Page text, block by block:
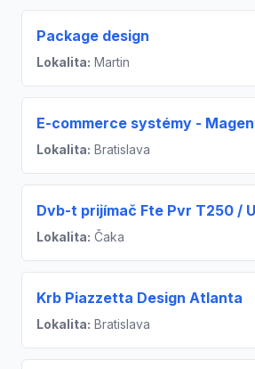
Package design
Lokalita: Martin
E-commerce systémy -
Lokalita: Bratislava
Dvb-t prijímač Fte Pvr T250 /
Lokalita: Čaka
Krb Piazzetta Design Atlanta
Lokalita: Bratislava